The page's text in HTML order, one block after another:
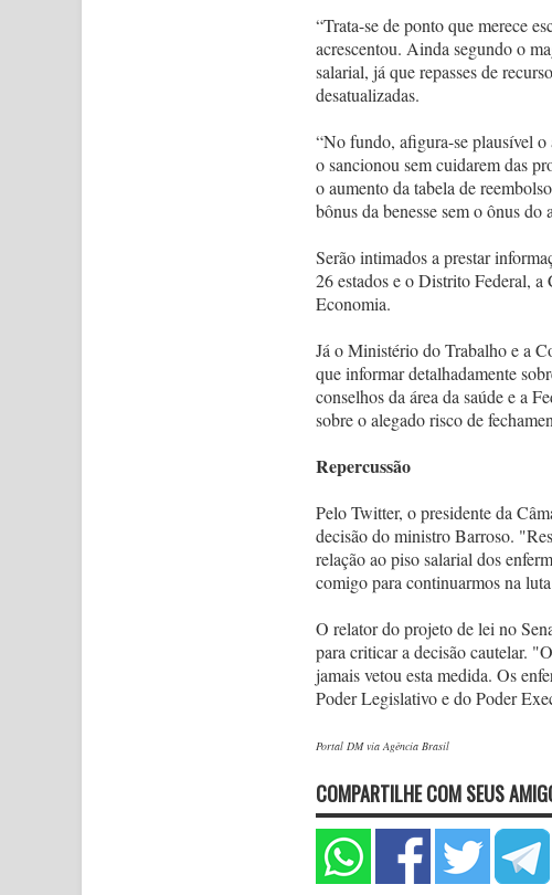
“Trata-se de ponto que merece
acrescentou. Ainda segundo o
salarial, já que repasses de
desatualizadas.
“No fundo, afigura-se plausível
o sancionou sem cuidarem das
o aumento da tabela de
bônus da benesse sem o ônus do
Serão intimados a prestar
26 estados e o Distrito Federal,
Economia.
Já o Ministério do Trabalho e a
que informar detalhadamente
conselhos da área da saúde e a
sobre o alegado risco de
Repercussão
Pelo Twitter, o presidente da
decisão do ministro Barroso.
relação ao piso salarial dos
comigo para continuarmos na
O relator do projeto de lei no
para criticar a decisão cautelar.
jamais vetou esta medida. Os
Poder Legislativo e do Poder
Portal DM via Agência Brasil
COMPARTILHE COM SEUS